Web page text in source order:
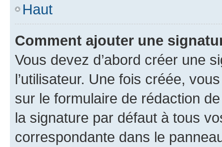
Haut
Comment ajouter une
Vous devez d’abord créer une
l’utilisateur. Une fois créée,
sur le formulaire de rédaction
la signature par défaut à tous
correspondante dans le